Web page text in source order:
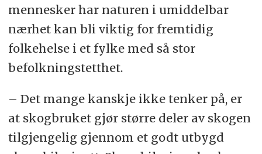
mennesker har naturen i umiddelbar
nærhet kan bli viktig for fremtidig
folkehelse i et fylke med så stor
befolkningstetthet.
– Det mange kanskje ikke tenker på, er
at skogbruket gjør større deler av skogen
tilgjengelig gjennom et godt utbygd